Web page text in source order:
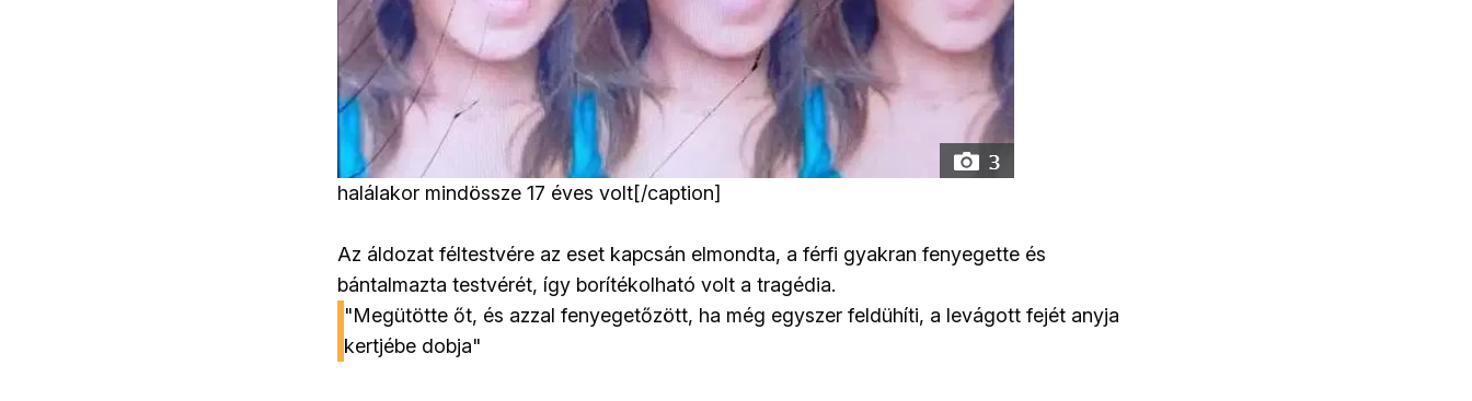
halálakor mindössze 17 éves volt[/caption]
Az áldozat féltestvére az eset kapcsán elmondta, a férfi gyakran fenyegette és
bántalmazta testvérét, így borítékolható volt a tragédia.
"Megütötte őt, és azzal fenyegetőzött, ha még egyszer feldühíti, a levágott fejét anyja
kertjébe dobja"